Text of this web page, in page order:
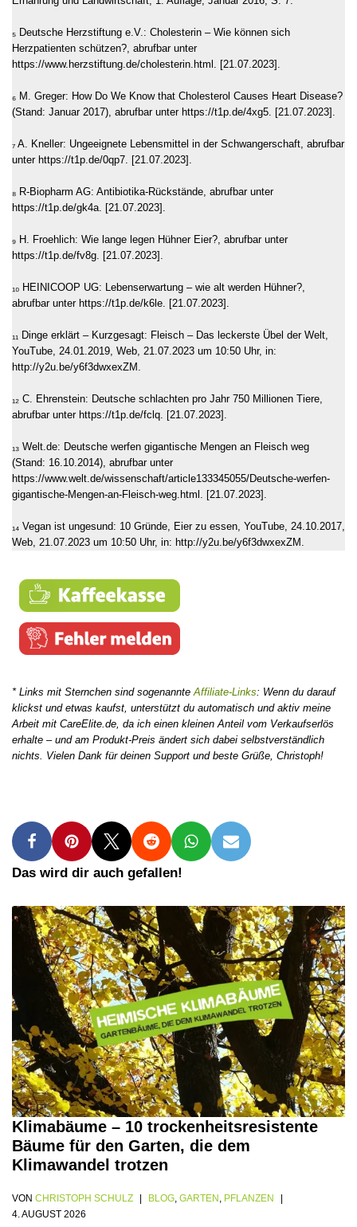
₅ Deutsche Herzstiftung e.V.: Cholesterin – Wie können sich
Herzpatienten schützen?, abrufbar unter
https://www.herzstiftung.de/cholesterin.html. [21.07.2023].
₆ M. Greger: How Do We Know that Cholesterol Causes Heart Disease?
(Stand: Januar 2017), abrufbar unter https://t1p.de/4xg5. [21.07.2023].
₇ A. Kneller: Ungeeignete Lebensmittel in der Schwangerschaft, abrufbar
unter https://t1p.de/0qp7. [21.07.2023].
₈ R-Biopharm AG: Antibiotika-Rückstände, abrufbar unter
https://t1p.de/gk4a. [21.07.2023].
₉ H. Froehlich: Wie lange legen Hühner Eier?, abrufbar unter
https://t1p.de/fv8g. [21.07.2023].
₁₀ HEINICOOP UG: Lebenserwartung – wie alt werden Hühner?,
abrufbar unter https://t1p.de/k6le. [21.07.2023].
₁₁ Dinge erklärt – Kurzgesagt: Fleisch – Das leckerste Übel der Welt,
YouTube, 24.01.2019, Web, 21.07.2023 um 10:50 Uhr, in:
http://y2u.be/y6f3dwxexZM.
₁₂ C. Ehrenstein: Deutsche schlachten pro Jahr 750 Millionen Tiere,
abrufbar unter https://t1p.de/fclq. [21.07.2023].
₁₃ Welt.de: Deutsche werfen gigantische Mengen an Fleisch weg
(Stand: 16.10.2014), abrufbar unter
https://www.welt.de/wissenschaft/article133345055/Deutsche-werfen-
gigantische-Mengen-an-Fleisch-weg.html. [21.07.2023].
₁₄ Vegan ist ungesund: 10 Gründe, Eier zu essen, YouTube, 24.10.2017,
Web, 21.07.2023 um 10:50 Uhr, in: http://y2u.be/y6f3dwxexZM.
* Links mit Sternchen sind sogenannte Affiliate-Links: Wenn du darauf
klickst und etwas kaufst, unterstützt du automatisch und aktiv meine
Arbeit mit CareElite.de, da ich einen kleinen Anteil vom Verkaufserlös
erhalte – und am Produkt-Preis ändert sich dabei selbstverständlich
nichts. Vielen Dank für deinen Support und beste Grüße, Christoph!
Das wird dir auch gefallen!
Klimabäume – 10 trockenheitsresistente
Bäume für den Garten, die dem
Klimawandel trotzen
VON CHRISTOPH SCHULZ BLOG GARTEN
PFLANZEN
4. AUGUST 2026